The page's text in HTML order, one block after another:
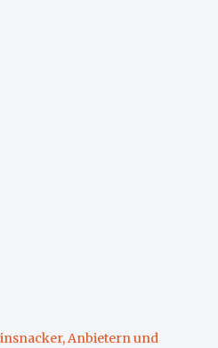
Anbietern und